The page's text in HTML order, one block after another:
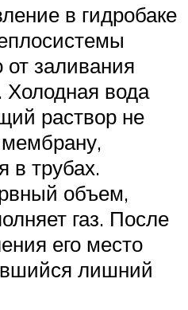
в гидробаке
от заливания
Холодная вода
раствор не
в трубах.
объем,
газ. После
его место
лишний